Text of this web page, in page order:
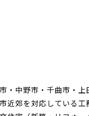
・中野市・千曲市・
近郊を対応している工